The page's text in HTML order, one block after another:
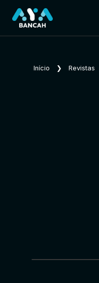
Início ❯ Revistas